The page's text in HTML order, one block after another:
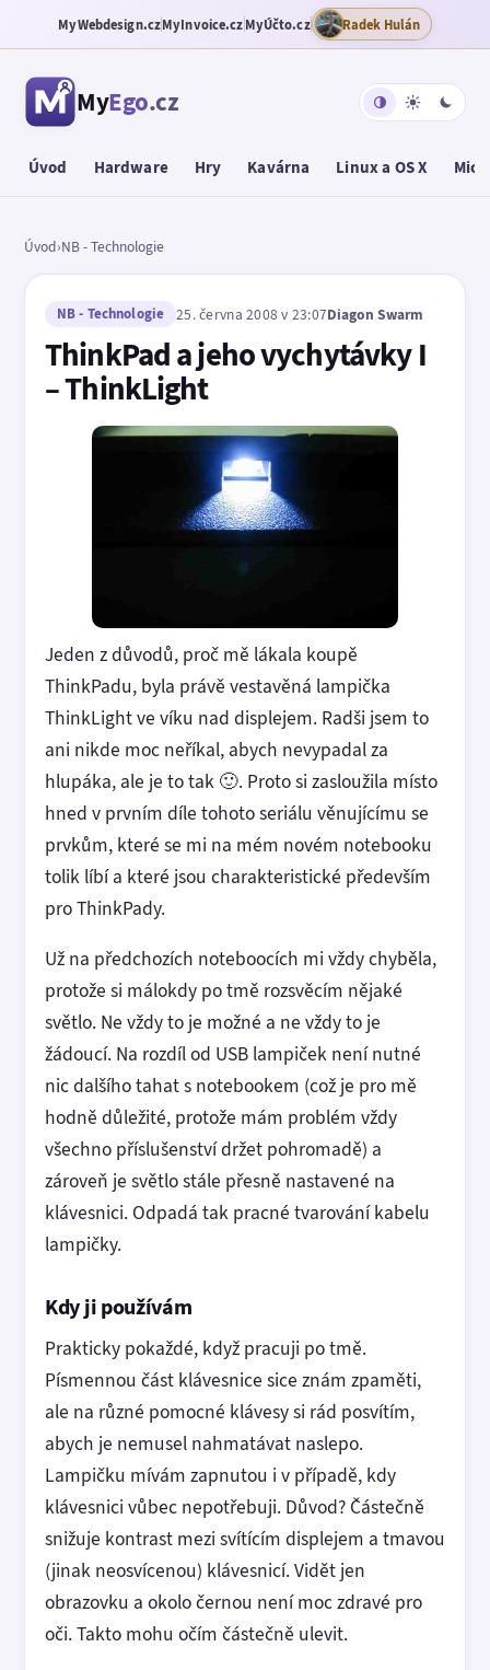
MyWebdesign.czMyInvoice.czMyÚčto.cz Radek Hulán
MyEgo.cz
Úvod Hardware Hry Kavárna Linux a OS X
Úvod›NB - Technologie
NB - Technologie 25. června 2008 v 23:07Diagon Swarm
ThinkPad a jeho vychytávky I
– ThinkLight
Jeden z důvodů, proč mě lákala koupě
ThinkPadu, byla právě vestavěná lampička
ThinkLight ve víku nad displejem. Radši jsem to
ani nikde moc neříkal, abych nevypadal za
hlupáka, ale je to tak 🙂. Proto si zasloužila místo
hned v prvním díle tohoto seriálu věnujícímu se
prvkům, které se mi na mém novém notebooku
tolik líbí a které jsou charakteristické především
pro ThinkPady.
Už na předchozích noteboocích mi vždy chyběla,
protože si málokdy po tmě rozsvěcím nějaké
světlo. Ne vždy to je možné a ne vždy to je
žádoucí. Na rozdíl od USB lampiček není nutné
nic dalšího tahat s notebookem (což je pro mě
hodně důležité, protože mám problém vždy
všechno příslušenství držet pohromadě) a
zároveň je světlo stále přesně nastavené na
klávesnici. Odpadá tak pracné tvarování kabelu
lampičky.
Kdy ji používám
Prakticky pokaždé, když pracuji po tmě.
Písmennou část klávesnice sice znám zpaměti,
ale na různé pomocné klávesy si rád posvítím,
abych je nemusel nahmatávat naslepo.
Lampičku mívám zapnutou i v případě, kdy
klávesnici vůbec nepotřebuji. Důvod? Částečně
snižuje kontrast mezi svítícím displejem a tmavou
(jinak neosvícenou) klávesnicí. Vidět jen
obrazovku a okolo černou není moc zdravé pro
oči. Takto mohu očím částečně ulevit.